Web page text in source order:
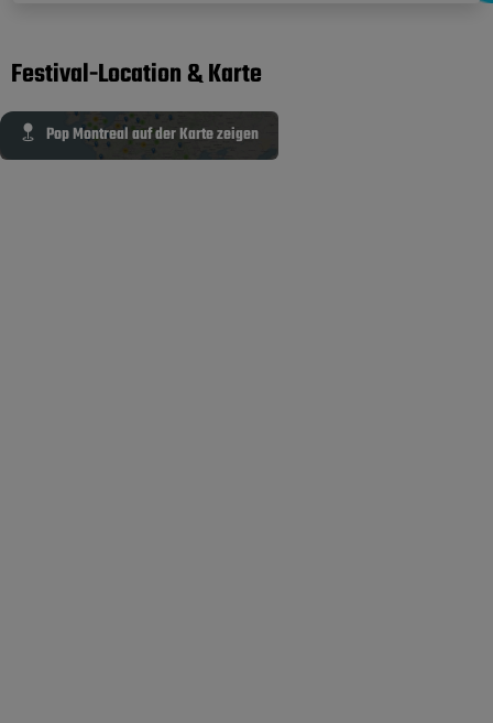
Festival-Location & Karte
Pop Montreal auf der Karte zeigen